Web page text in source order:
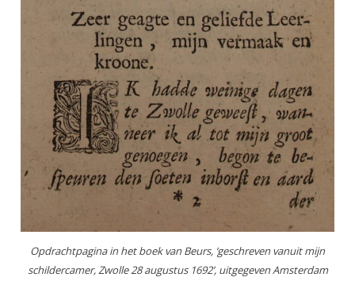
Opdrachtpagina in het boek van Beurs, ‘geschreven vanuit mijn
schildercamer, Zwolle 28 augustus 1692’, uitgegeven Amsterdam